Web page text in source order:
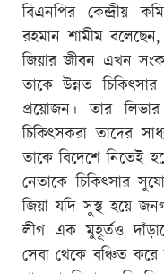
বিএনপির কেন্দ্রীয়
রহমান শামীম
জিয়ার জীবন এখন
তাকে উন্নত
প্রয়োজন। তার লিভার
চিকিৎসকরা তাদের
তাকে বিদেশে নিতেই
নেতাকে চিকিৎসার
জিয়া যদি সুস্থ হয়ে
লীগ এক মুহূর্তও
সেবা থেকে বঞ্চিত করে